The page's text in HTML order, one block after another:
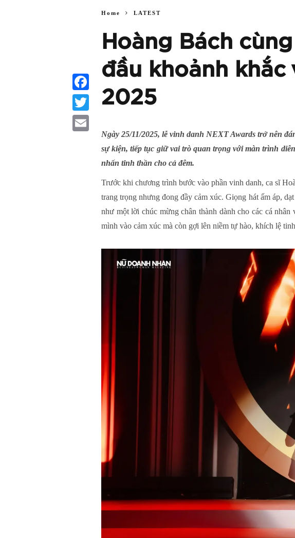
Home LATEST
Hoàng Bách
đầu khoảnh khắc
2025
Ngày 25/11/2025, lễ vinh danh NEXT Awards trở nên
sự kiện, tiếp tục giữ vai trò quan trọng với màn trình
nhấn tinh thần cho cả đêm.
Trước khi chương trình bước vào phần vinh danh, ca sĩ
trang trọng nhưng đong đầy cảm xúc. Giọng hát ấm áp,
như một lời chúc mừng chân thành dành cho các cá
mình vào cảm xúc mà còn gợi lên niềm tự hào, khích lệ
Facebook
Twitter